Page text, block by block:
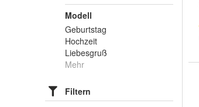
Modell
Geburtstag
Hochzeit
Liebesgruß
Mehr
Filtern